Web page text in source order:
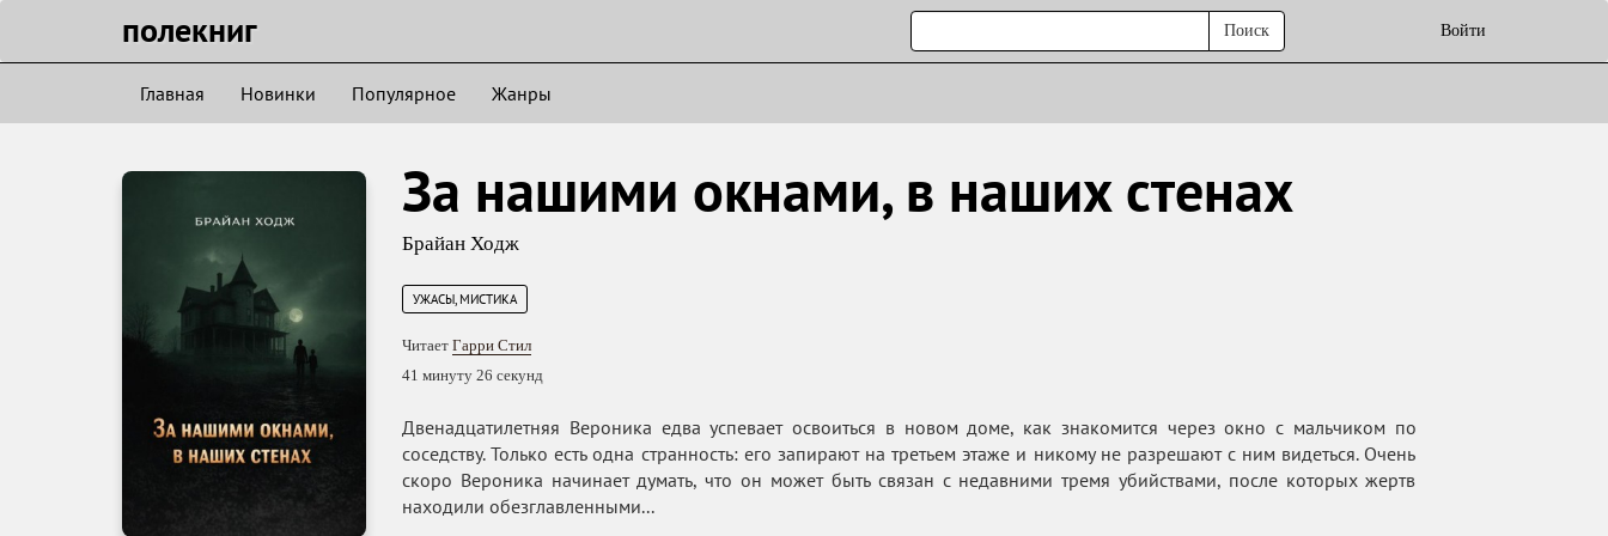
полекниг Войти
Поиск
Главная Новинки Популярное Жанры
За нашими окнами, в наших стенах
Брайан Ходж
УЖАСЫ, МИСТИКА
Читает Гарри Стил
41 минуту 26 секунд
Двенадцатилетняя Вероника едва успевает освоиться в новом доме, как знакомится через окно с мальчиком по
соседству. Только есть одна странность: его запирают на третьем этаже и никому не разрешают с ним видеться. Очень
скоро Вероника начинает думать, что он может быть связан с недавними тремя убийствами, после которых жертв
находили обезглавленными...